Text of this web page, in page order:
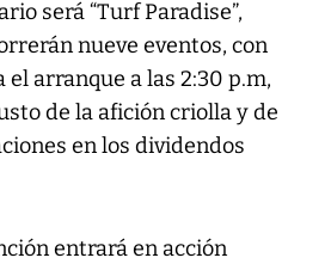
será “Turf Paradise”,
nueve eventos, con
el arranque a las 2:30 p.m,
de la afición criolla y de
en los dividendos
entrará en acción